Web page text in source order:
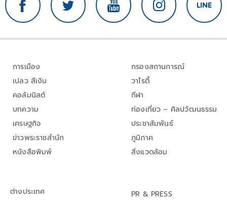
การเมือง
เปลว สีเงิน
คอลัมนิสต์
บทความ
เศรษฐกิจ
ข่าวพระราชสำนัก
หนังสือพิมพ์
กรองสถานการณ์
วาไรตี้
กีฬา
ท่องเที่ยว – ศิลปวัฒนธรรม
ประชาสัมพันธ์
ภูมิภาค
สิ่งแวดล้อม
ต่างประเทศ
PR & PRESS